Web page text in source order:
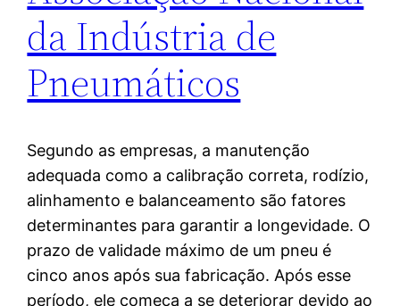
da Indústria de
Pneumáticos
Segundo as empresas, a manutenção
adequada como a calibração correta, rodízio,
alinhamento e balanceamento são fatores
determinantes para garantir a longevidade. O
prazo de validade máximo de um pneu é
cinco anos após sua fabricação. Após esse
período, ele começa a se deteriorar devido ao